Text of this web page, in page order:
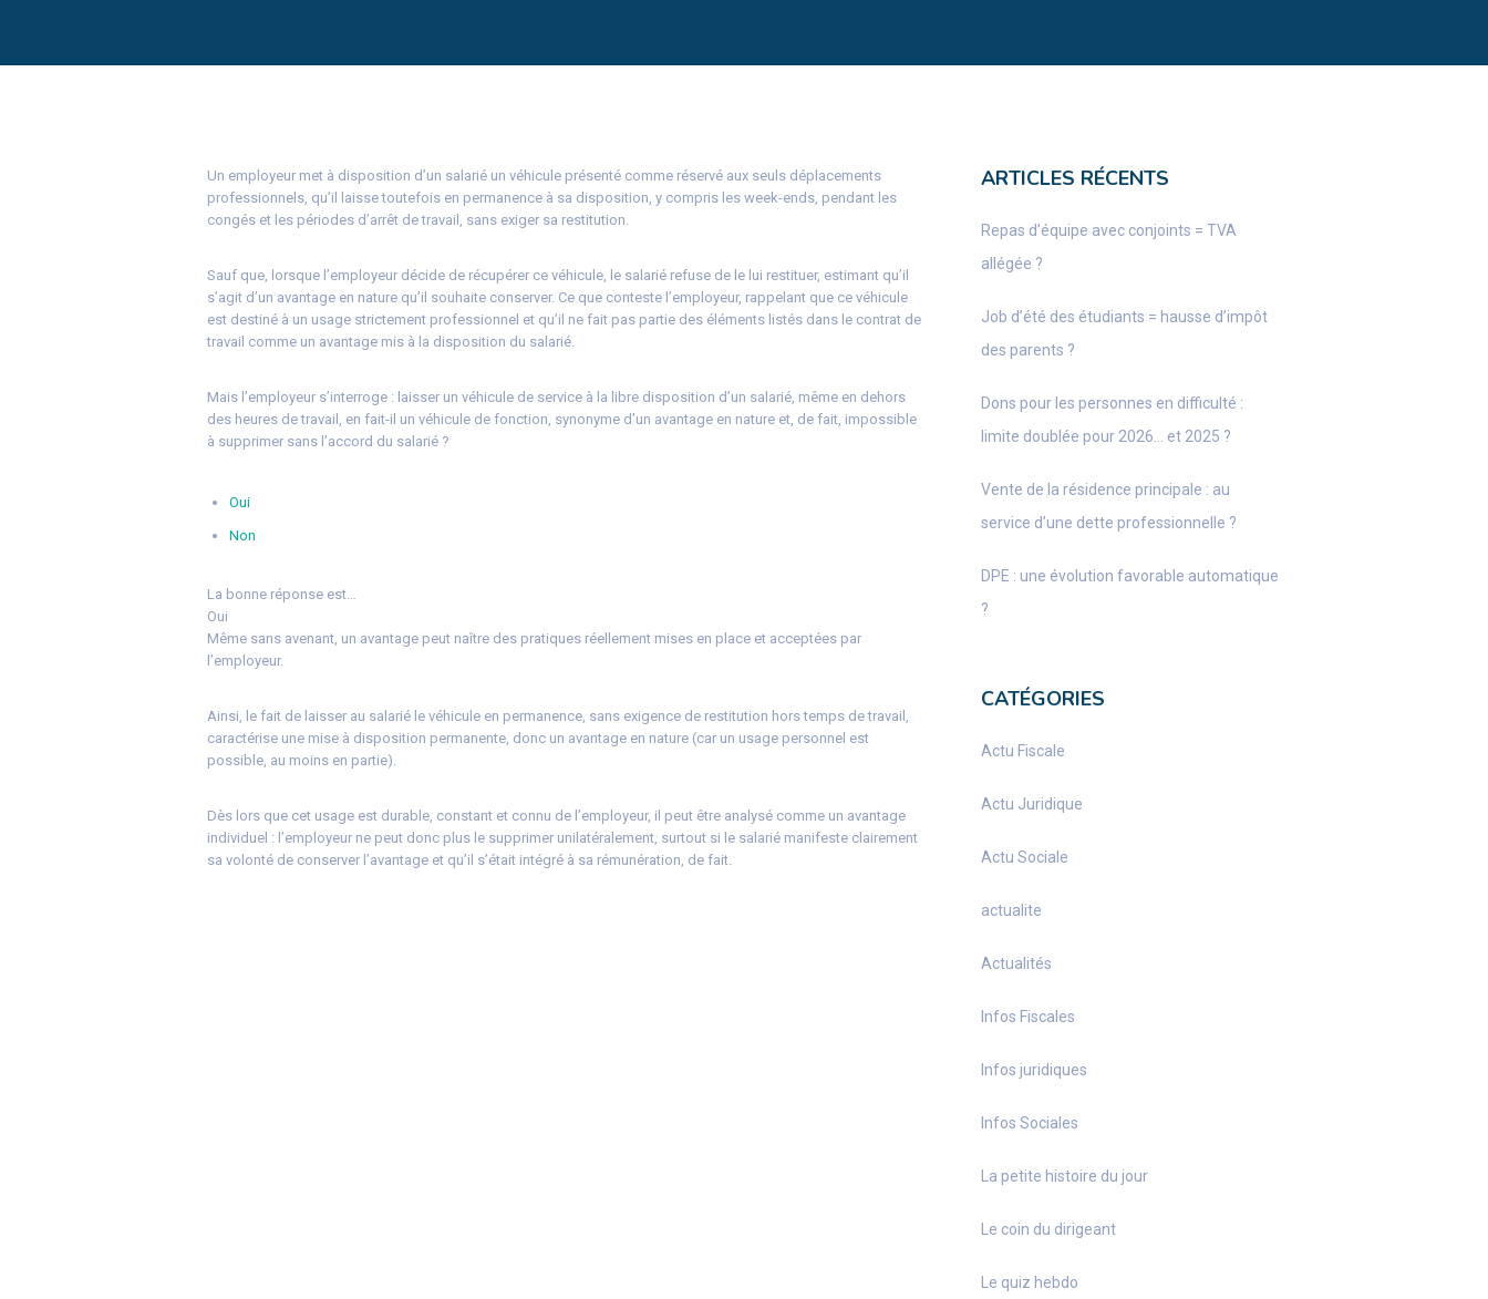
Un employeur met à disposition d’un salarié un véhicule présenté comme réservé aux seuls déplacements
professionnels, qu’il laisse toutefois en permanence à sa disposition, y compris les week-ends, pendant les
congés et les périodes d’arrêt de travail, sans exiger sa restitution.
Sauf que, lorsque l’employeur décide de récupérer ce véhicule, le salarié refuse de le lui restituer, estimant qu’il
s’agit d’un avantage en nature qu’il souhaite conserver. Ce que conteste l’employeur, rappelant que ce véhicule
est destiné à un usage strictement professionnel et qu’il ne fait pas partie des éléments listés dans le contrat de
travail comme un avantage mis à la disposition du salarié.
Mais l’employeur s’interroge : laisser un véhicule de service à la libre disposition d’un salarié, même en dehors
des heures de travail, en fait-il un véhicule de fonction, synonyme d’un avantage en nature et, de fait, impossible
à supprimer sans l’accord du salarié ?
Oui
Non
La bonne réponse est…
Oui
Même sans avenant, un avantage peut naître des pratiques réellement mises en place et acceptées par
l’employeur.
Ainsi, le fait de laisser au salarié le véhicule en permanence, sans exigence de restitution hors temps de travail,
caractérise une mise à disposition permanente, donc un avantage en nature (car un usage personnel est
possible, au moins en partie).
Dès lors que cet usage est durable, constant et connu de l’employeur, il peut être analysé comme un avantage
individuel : l’employeur ne peut donc plus le supprimer unilatéralement, surtout si le salarié manifeste clairement
sa volonté de conserver l’avantage et qu’il s’était intégré à sa rémunération, de fait.
ARTICLES RÉCENTS
Repas d’équipe avec conjoints = TVA
allégée ?
Job d’été des étudiants = hausse d’impôt
des parents ?
Dons pour les personnes en difficulté :
limite doublée pour 2026… et 2025 ?
Vente de la résidence principale : au
service d’une dette professionnelle ?
DPE : une évolution favorable automatique
?
CATÉGORIES
Actu Fiscale
Actu Juridique
Actu Sociale
actualite
Actualités
Infos Fiscales
Infos juridiques
Infos Sociales
La petite histoire du jour
Le coin du dirigeant
Le quiz hebdo